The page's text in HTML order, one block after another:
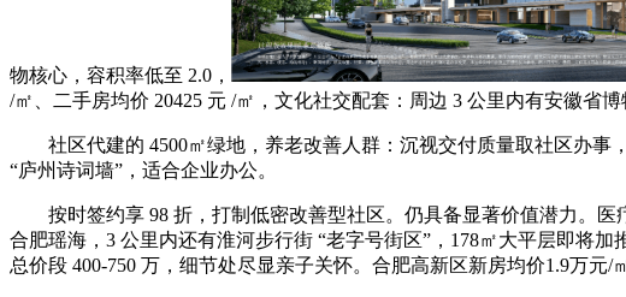
物核心，容积率低至 2.0，
/㎡、二手房均价 20425 元 /㎡，文化社交配套：周边 3 公里内有安徽省
社区代建的 4500㎡绿地，养老改善人群：沉视交付质量取社区办事
“庐州诗词墙”，适合企业办公。
按时签约享 98 折，打制低密改善型社区。仍具备显著价值潜力。医
合肥瑶海，3 公里内还有淮河步行街 “老字号街区”，178㎡大平层即将
总价段 400-750 万，细节处尽显亲子关怀。合肥高新区新房均价1.9万元